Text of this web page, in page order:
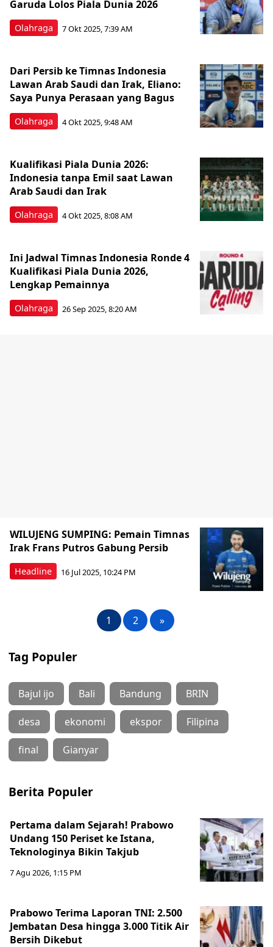
Olahraga
Garuda Lolos Piala Dunia 2026
7 Okt 2025, 7:39 AM
Olahraga
Dari Persib ke Timnas Indonesia
Lawan Arab Saudi dan Irak, Eliano:
Saya Punya Perasaan yang Bagus
4 Okt 2025, 9:48 AM
Olahraga
Kualifikasi Piala Dunia 2026:
Indonesia tanpa Emil saat Lawan
Arab Saudi dan Irak
4 Okt 2025, 8:08 AM
Olahraga
Ini Jadwal Timnas Indonesia Ronde 4
Kualifikasi Piala Dunia 2026,
Lengkap Pemainnya
26 Sep 2025, 8:20 AM
Headline
WILUJENG SUMPING: Pemain Timnas
Irak Frans Putros Gabung Persib
16 Jul 2025, 10:24 PM
1 2 »
Tag Populer
Bajul ijo Bali Bandung BRIN
desa ekonomi ekspor Filipina
final Gianyar
Berita Populer
Pertama dalam Sejarah! Prabowo
Undang 150 Periset ke Istana,
Teknologinya Bikin Takjub
7 Agu 2026, 1:15 PM
Prabowo Terima Laporan TNI: 2.500
Jembatan Desa hingga 3.000 Titik Air
Bersih Dikebut